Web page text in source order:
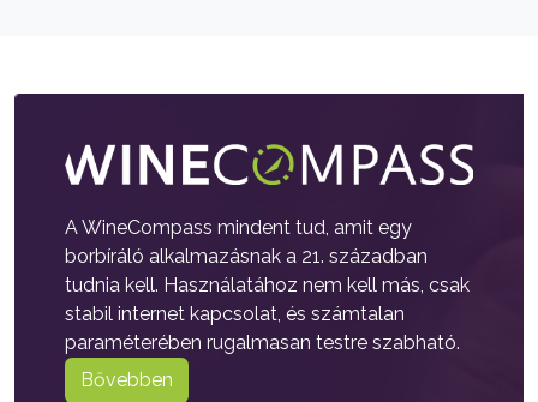
A WineCompass mindent tud, amit egy
borbíráló alkalmazásnak a 21. században
tudnia kell. Használatához nem kell más, csak
stabil internet kapcsolat, és számtalan
paraméterében rugalmasan testre szabható.
Bővebben